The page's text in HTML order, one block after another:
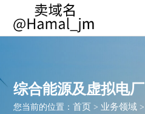
综合能源及虚拟电厂
您当前的位置：首页 > 业务领域 >